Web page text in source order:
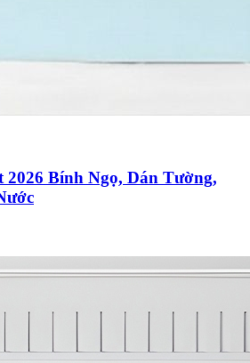
2026 Bính Ngọ, Dán Tường,